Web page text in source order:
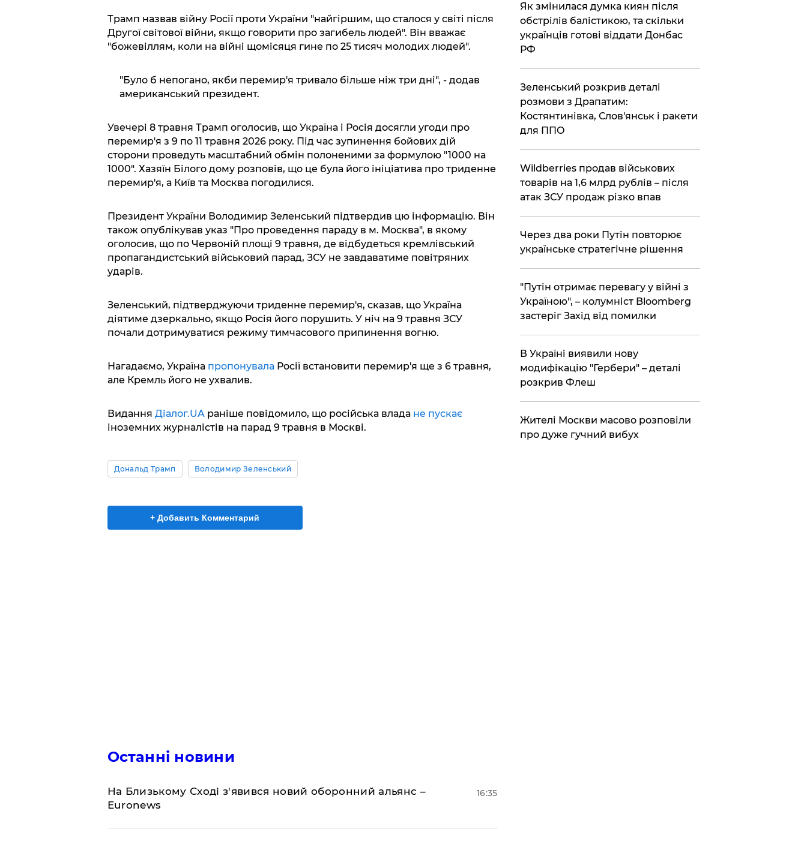
Трамп назвав війну Росії проти України "найгіршим, що сталося у світі після
Другої світової війни, якщо говорити про загибель людей". Він вважає
"божевіллям, коли на війні щомісяця гине по 25 тисяч молодих людей".
"Було б непогано, якби перемир'я тривало більше ніж три дні", - додав
американський президент.
Увечері 8 травня Трамп оголосив, що Україна і Росія досягли угоди про
перемир'я з 9 по 11 травня 2026 року. Під час зупинення бойових дій
сторони проведуть масштабний обмін полоненими за формулою "1000 на
1000". Хазяїн Білого дому розповів, що це була його ініціатива про триденне
перемир'я, а Київ та Москва погодилися.
Президент України Володимир Зеленський підтвердив цю інформацію. Він
також опублікував указ "Про проведення параду в м. Москва", в якому
оголосив, що по Червоній площі 9 травня, де відбудеться кремлівський
пропагандистський військовий парад, ЗСУ не завдаватиме повітряних
ударів.
Зеленський, підтверджуючи триденне перемир'я, сказав, що Україна
діятиме дзеркально, якщо Росія його порушить. У ніч на 9 травня ЗСУ
почали дотримуватися режиму тимчасового припинення вогню.
Нагадаємо, Україна пропонувала Росії встановити перемир'я ще з 6 травня,
але Кремль його не ухвалив.
Видання Діалог.UAраніше повідомило, що російська влада не пускає
іноземних журналістів на парад 9 травня в Москві.
Дональд Трамп Володимир Зеленський
+ Добавить Комментарий
Останні новини
На Близькому Сході з'явився новий оборонний альянс –
Euronews
16:35
Як змінилася думка киян після
обстрілів балістикою, та скільки
українців готові віддати Донбас
РФ
Зеленський розкрив деталі
розмови з Драпатим:
Костянтинівка, Слов'янськ і ракети
для ППО
Wildberries продав військових
товарів на 1,6 млрд рублів – після
атак ЗСУ продаж різко впав
Через два роки Путін повторює
українське стратегічне рішення
"Путін отримає перевагу у війні з
Україною", – колумніст Bloomberg
застеріг Захід від помилки
В Україні виявили нову
модифікацію "Гербери" – деталі
розкрив Флеш
Жителі Москви масово розповіли
про дуже гучний вибух